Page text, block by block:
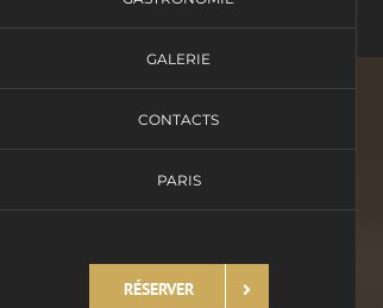
GALERIE
CONTACTS
PARIS
RÉSERVER